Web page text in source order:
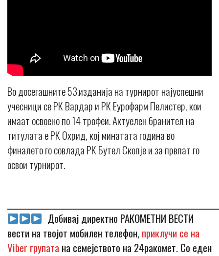
Во досегашните 53.изданија на турнирот најуспешни
учесници се РК Вардар и РК Еурофарм Пелистер, кои
имаат освоено по 14 трофеи. Актуелен бранител на
титулата е РК Охрид, кој минатата година во
финалето го совлада РК Бутел Скопје и за првпат го
освои турнирот.
Добивај директно РАКОМЕТНИ ВЕСТИ
вести на твојот мобилен телефон,приклучи се на
Viber групата на семејството на 24ракомет. Со еден